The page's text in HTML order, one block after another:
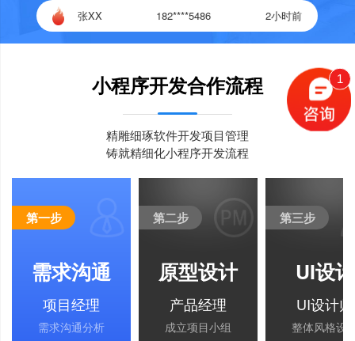
张bb 182****5486 2小时前
小程序开发合作流程
精雕细琢软件开发项目管理
铸就精细化小程序开发流程
第一步
需求沟通
项目经理
需求沟通分析
第二步
原型设计
产品经理
成立项目小组
第三步
UI设计
UI设计师
整体风格设
1